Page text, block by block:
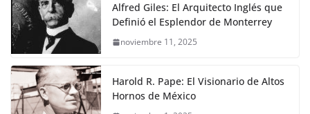
Alfred Giles: El Arquitecto Inglés que
Definió el Esplendor de Monterrey
noviembre 11, 2025
Harold R. Pape: El Visionario de Altos
Hornos de México